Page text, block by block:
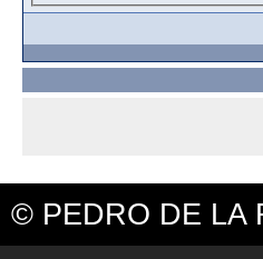
© PEDRO DE LA